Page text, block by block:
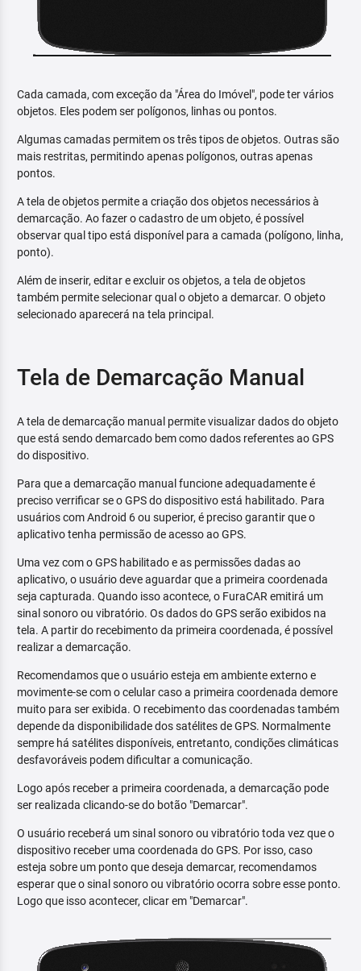
Cada camada, com exceção da "Área do Imóvel", pode ter vários
objetos. Eles podem ser polígonos, linhas ou pontos.
Algumas camadas permitem os três tipos de objetos. Outras são
mais restritas, permitindo apenas polígonos, outras apenas
pontos.
A tela de objetos permite a criação dos objetos necessários à
demarcação. Ao fazer o cadastro de um objeto, é possível
observar qual tipo está disponível para a camada (polígono, linha,
ponto).
Além de inserir, editar e excluir os objetos, a tela de objetos
também permite selecionar qual o objeto a demarcar. O objeto
selecionado aparecerá na tela principal.
Tela de Demarcação Manual
A tela de demarcação manual permite visualizar dados do objeto
que está sendo demarcado bem como dados referentes ao GPS
do dispositivo.
Para que a demarcação manual funcione adequadamente é
preciso verrificar se o GPS do dispositivo está habilitado. Para
usuários com Android 6 ou superior, é preciso garantir que o
aplicativo tenha permissão de acesso ao GPS.
Uma vez com o GPS habilitado e as permissões dadas ao
aplicativo, o usuário deve aguardar que a primeira coordenada
seja capturada. Quando isso acontece, o FuraCAR emitirá um
sinal sonoro ou vibratório. Os dados do GPS serão exibidos na
tela. A partir do recebimento da primeira coordenada, é possível
realizar a demarcação.
Recomendamos que o usuário esteja em ambiente externo e
movimente-se com o celular caso a primeira coordenada demore
muito para ser exibida. O recebimento das coordenadas também
depende da disponibilidade dos satélites de GPS. Normalmente
sempre há satélites disponíveis, entretanto, condições climáticas
desfavoráveis podem dificultar a comunicação.
Logo após receber a primeira coordenada, a demarcação pode
ser realizada clicando-se do botão "Demarcar".
O usuário receberá um sinal sonoro ou vibratório toda vez que o
dispositivo receber uma coordenada do GPS. Por isso, caso
esteja sobre um ponto que deseja demarcar, recomendamos
esperar que o sinal sonoro ou vibratório ocorra sobre esse ponto.
Logo que isso acontecer, clicar em "Demarcar".